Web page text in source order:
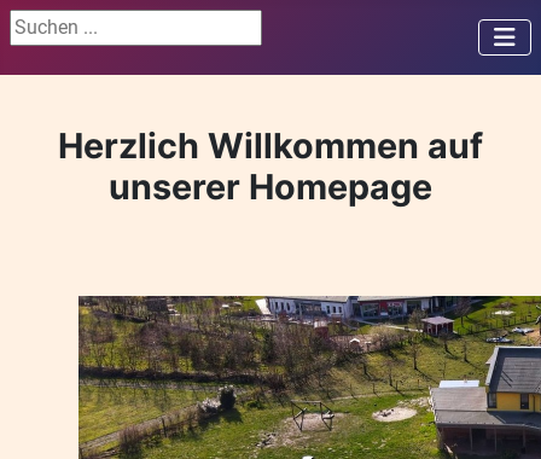
Suchen ...
Herzlich Willkommen auf
unserer Homepage